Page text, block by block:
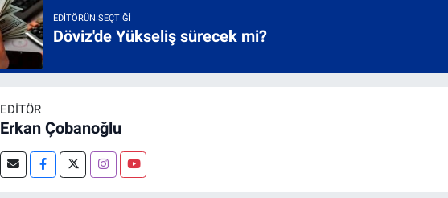
EDITÖRÜN SEÇTIĞI
Döviz'de Yükseliş sürecek mi?
EDITÖR
Erkan Çobanoğlu